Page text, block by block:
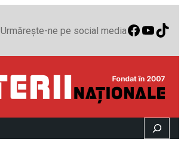
Urmărește-ne pe social media
Search